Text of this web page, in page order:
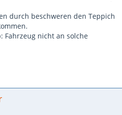
durch beschweren den Teppich
Fahrzeug nicht an solche